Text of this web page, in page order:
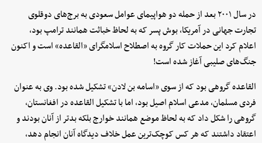
در سال ۲۰۰۱ بعد از حمله دو هواپیمای عوامل سعودی به برج‌های دوقلوی
تجارت جهانی در آمریکا، بوش پسر که به لحاظ خباثت همانند ترامپ بود،
اعلام کرد این حملات کار گروه به اصطلاح اسلامگرای «القاعده» است و اکنون
جنگ‌های صلیبی آغاز شده است!
القاعده گروهی بود که از سوی «اسامه بن لادن» تشکیل شده بود. وی به عنوان
فردی مسلمان، مدعی اسلام اصیل بود، اما با تشکیل القاعده در افغانستان،
گروهی را شکل داد که به لحاظ موضع همانند خوارج بلکه بدتر از آنان بودند و
اعتقاد داشتند که هر کس کوچک‌ترین عمل خلاف دیدگاه آنان انجام دهد،